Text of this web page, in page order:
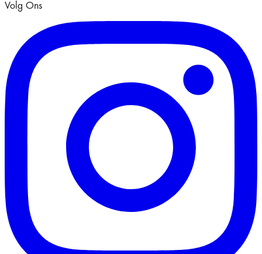
Volg Ons